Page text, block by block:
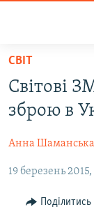
Перейти
основного
матеріалу
Перейти
до
навігації
Перейти
ВОДА.КРИМ
ВІДЕО ТА ФОТО
ПОЛІТИКА
БЛОГИ
ПОГЛЯД
СВІТ
Світові
зброю в
Анна Шаманська
19 березень 2015,
Поділитись